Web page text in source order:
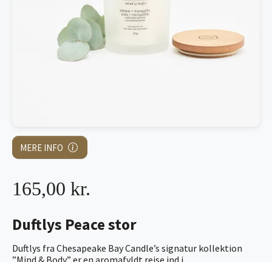
MERE INFO
Duftlys Peace stor
Duftlys fra Chesapeake Bay Candle’s signatur kollektion
”Mind & Body” er en aromafyldt rejse ind i
165,00 kr.